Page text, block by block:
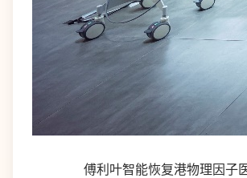
傅利叶智能恢复港物理因子